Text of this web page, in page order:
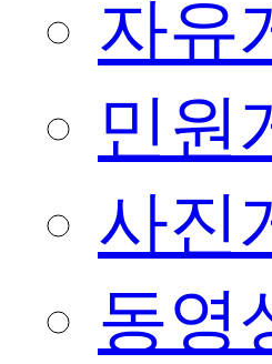
자유
민원
사진
동영